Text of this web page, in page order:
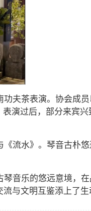
夫茶表演。协会成
演过后，部分来宾
流水》。琴音古朴
音乐的悠远意境，
与文明互鉴添上了生